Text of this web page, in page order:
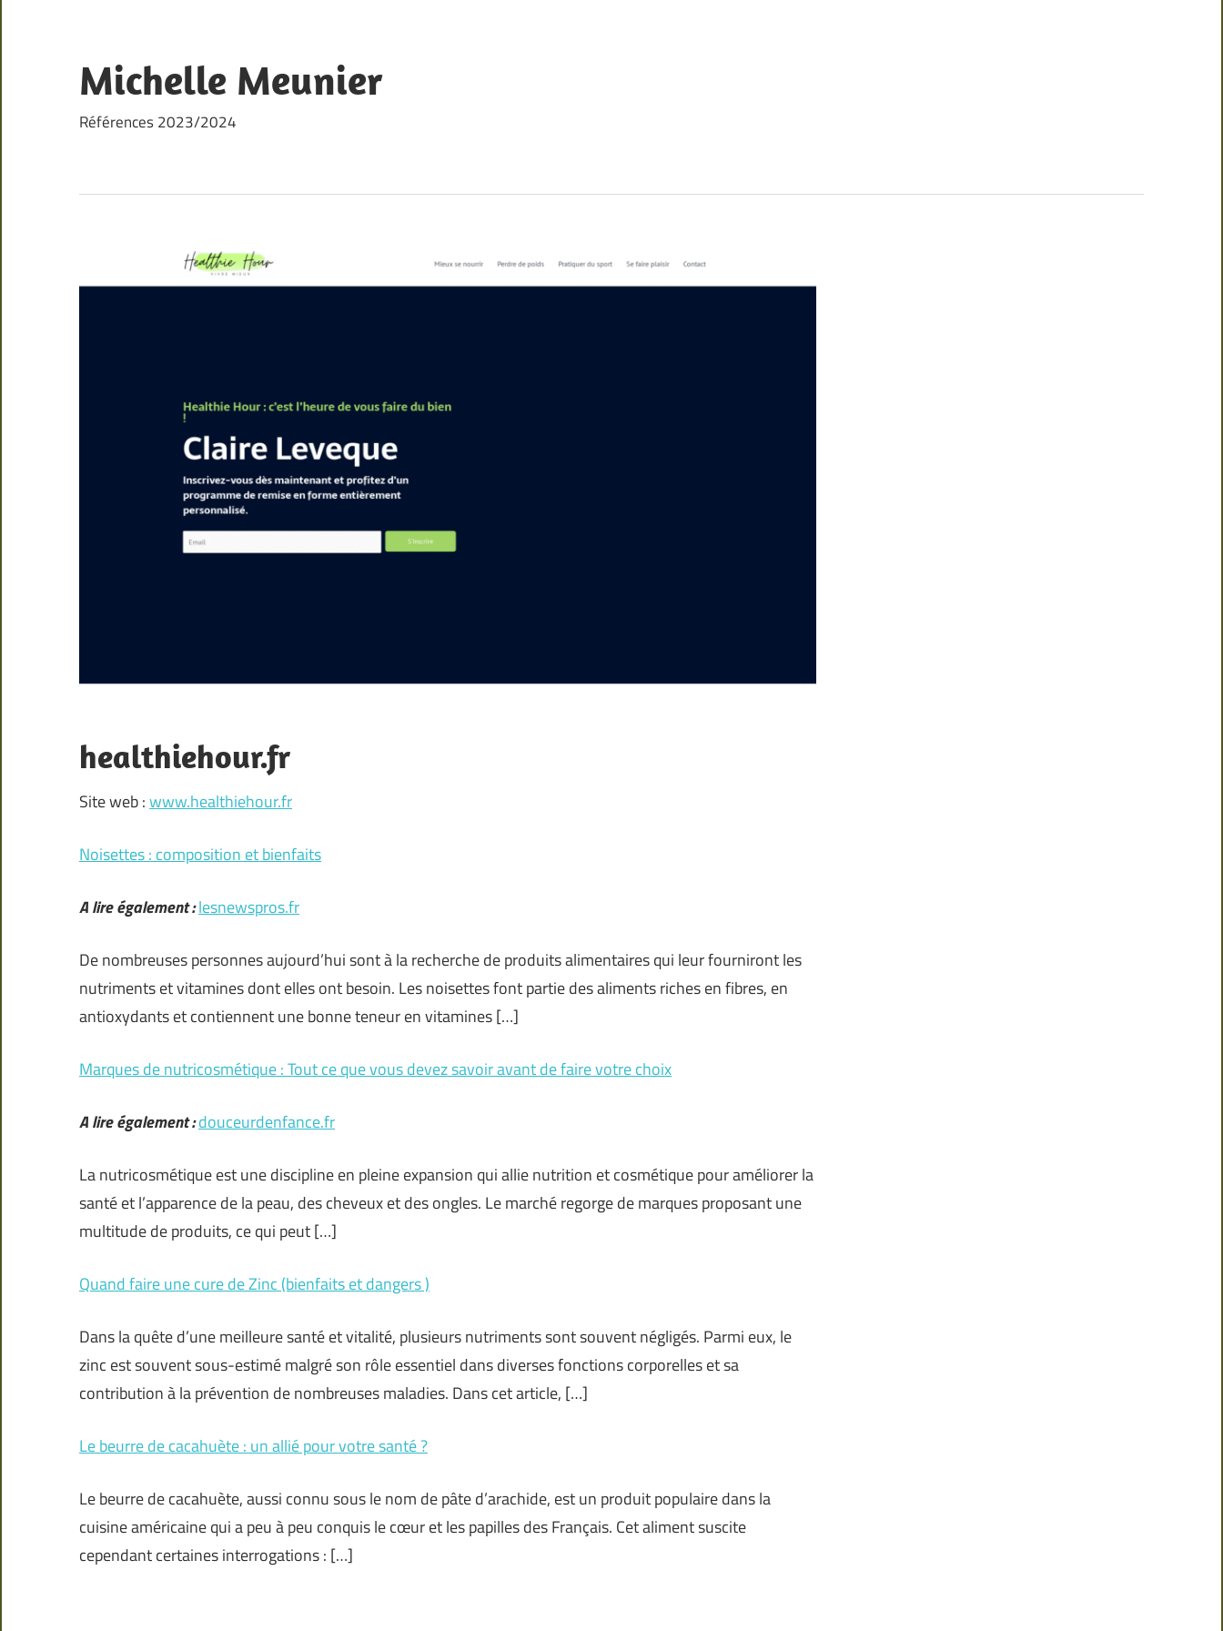
content
Michelle Meunier
Références 2023/2024
healthiehour.fr
Site web :www.healthiehour.fr
Noisettes : composition et bienfaits
A lire également :lesnewspros.fr
De nombreuses personnes aujourd’hui sont à la recherche de produits alimentaires qui leur fourniront les
nutriments et vitamines dont elles ont besoin. Les noisettes font partie des aliments riches en fibres, en
antioxydants et contiennent une bonne teneur en vitamines […]
Marques de nutricosmétique : Tout ce que vous devez savoir avant de faire votre choix
A lire également :douceurdenfance.fr
La nutricosmétique est une discipline en pleine expansion qui allie nutrition et cosmétique pour améliorer la
santé et l’apparence de la peau, des cheveux et des ongles. Le marché regorge de marques proposant une
multitude de produits, ce qui peut […]
Quand faire une cure de Zinc (bienfaits et dangers )
Dans la quête d’une meilleure santé et vitalité, plusieurs nutriments sont souvent négligés. Parmi eux, le
zinc est souvent sous-estimé malgré son rôle essentiel dans diverses fonctions corporelles et sa
contribution à la prévention de nombreuses maladies. Dans cet article, […]
Le beurre de cacahuète : un allié pour votre santé ?
Le beurre de cacahuète, aussi connu sous le nom de pâte d’arachide, est un produit populaire dans la
cuisine américaine qui a peu à peu conquis le cœur et les papilles des Français. Cet aliment suscite
cependant certaines interrogations : […]